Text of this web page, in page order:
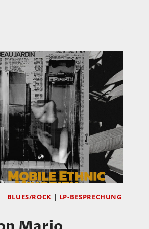
| BLUES/ROCK | LP-BESPRECHUNG